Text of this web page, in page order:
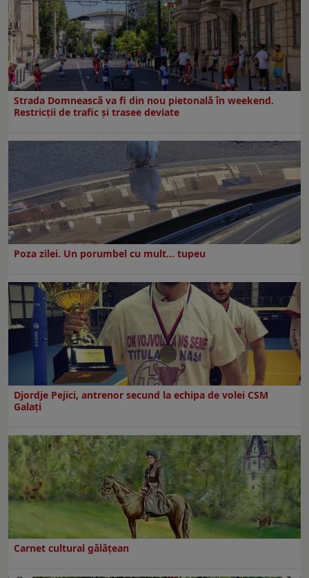
Strada Domnească va fi din nou pietonală în weekend.
Restricţii de trafic şi trasee deviate
Poza zilei. Un porumbel cu mult… tupeu
Djordje Pejici, antrenor secund la echipa de volei CSM
Galați
Carnet cultural gălăţean